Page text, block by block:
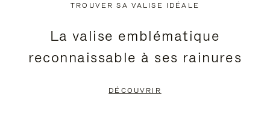
TROUVER SA VALISE IDÉALE
La valise emblématique
reconnaissable à ses rainures
DÉCOUVRIR